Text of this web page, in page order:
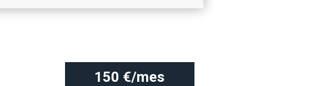
150 €/mes